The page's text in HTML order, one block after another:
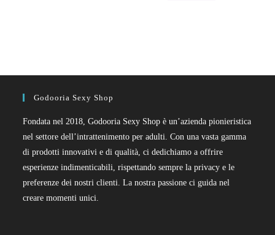
Godooria Sexy Shop
Fondata nel 2018, Godooria Sexy Shop è un’azienda pionieristica
nel settore dell’intrattenimento per adulti. Con una vasta gamma
di prodotti innovativi e di qualità, ci dedichiamo a offrire
esperienze indimenticabili, rispettando sempre la privacy e le
preferenze dei nostri clienti. La nostra passione ci guida nel
creare momenti unici.